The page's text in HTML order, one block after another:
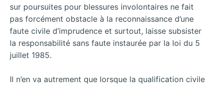
sur poursuites pour blessures involontaires ne fait
pas forcément obstacle à la reconnaissance d’une
faute civile d’imprudence et surtout, laisse subsister
la responsabilité sans faute instaurée par la loi du 5
juillet 1985.
Il n’en va autrement que lorsque la qualification civile